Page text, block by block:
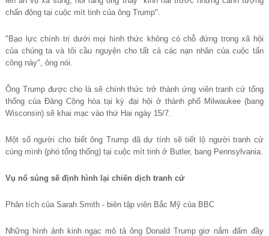
chấn động tại cuộc mít tinh của ông Trump".
"Bạo lực chính trị dưới mọi hình thức không có chỗ đứng trong xã hội
của chúng ta và tôi cầu nguyện cho tất cả các nạn nhân của cuộc tấn
công này", ông nói.
Ông Trump được cho là sẽ chính thức trở thành ứng viên tranh cử tổng
thống của Đảng Cộng hòa tại kỳ đại hội ở thành phố Milwaukee (bang
Wisconsin) sẽ khai mạc vào thứ Hai ngày 15/7.
Một số người cho biết ông Trump đã dự tính sẽ tiết lộ người tranh cử
cùng mình (phó tổng thống) tại cuộc mít tinh ở Butler, bang Pennsylvania.
Vụ nổ súng sẽ định hình lại chiến dịch tranh cử
Phân tích của Sarah Smith - biên tập viên Bắc Mỹ của BBC
Những hình ảnh kinh ngạc mô tả ông Donald Trump giơ nắm đấm đầy